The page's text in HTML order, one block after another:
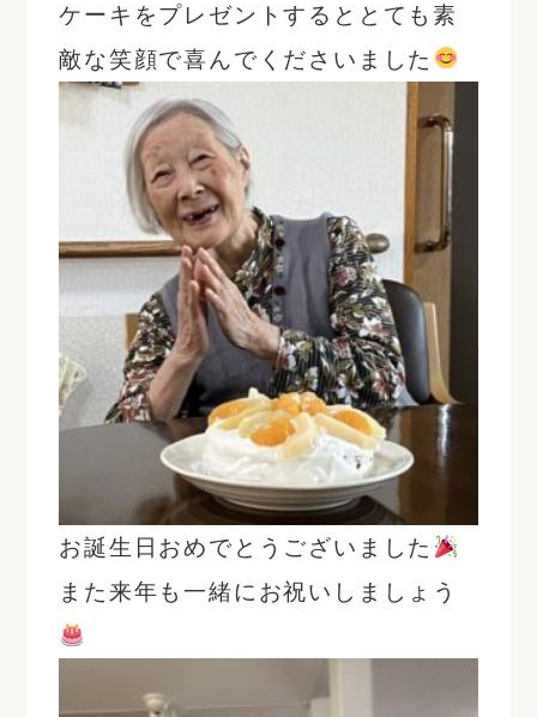
ケーキをプレゼントするととても素
敵な笑顔で喜んでくださいました
お誕生日おめでとうございました
また来年も一緒にお祝いしましょう